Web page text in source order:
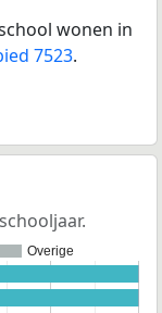
wonen in
7523.
Overige